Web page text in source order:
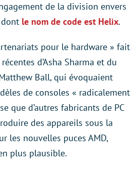
de la division envers
le nom de code est Helix.
pour le hardware » fait
d’Asha Sharma et du
Ball, qui évoquaient
de consoles « radicalement
que d’autres fabricants de PC
des appareils sous la
les nouvelles puces AMD,
plus plausible.